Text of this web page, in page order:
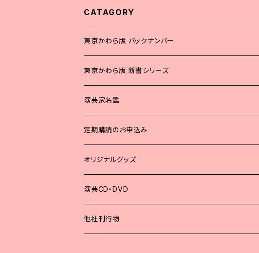
CATAGORY
東京かわら版 バックナンバー
2025年
2024年
2023年
2022年
2021年
2020年
東京かわら版 新書シリーズ
演芸家名鑑
定期購読のお申込み
オリジナルグッズ
演芸CD・DVD
他社刊行物